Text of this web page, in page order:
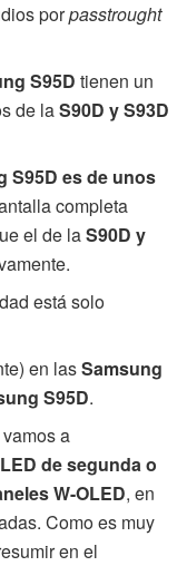
porpasstrought
S95D tienen un
de laS90D y S93D
S95D es de unos
completa
el de laS90D y
está solo
en lasSamsung
S95D.
a
de segunda o
W-OLED, en
Como es muy
en el